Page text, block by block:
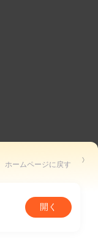
ホームページに戻す
開く